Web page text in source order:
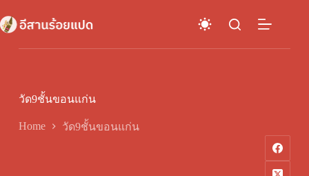
to
content
วัด9ชั้นขอนแก่น
Home วัด9ชั้นขอนแก่น